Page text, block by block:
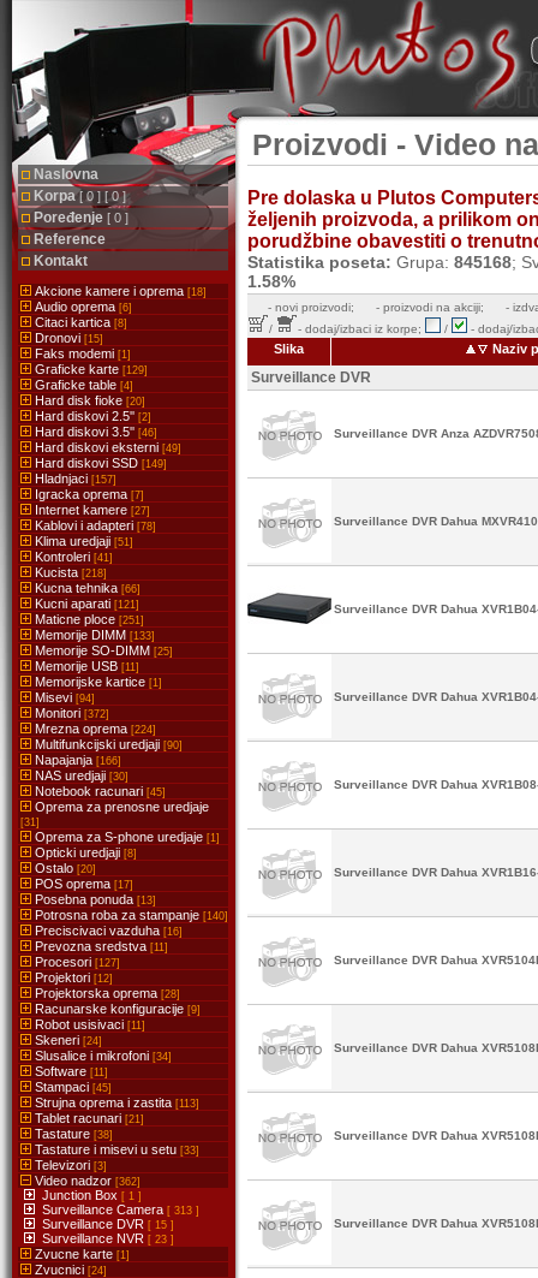
Naslovna
Korpa[ 0 ] [ 0 ]
Poređenje [ 0 ]
Reference
Kontakt
Akcione kamere i oprema [18]
Audio oprema [6]
Citaci kartica [8]
Dronovi [15]
Faks modemi [1]
Graficke karte [129]
Graficke table [4]
Hard disk fioke [20]
Hard diskovi 2.5'' [2]
Hard diskovi 3.5'' [46]
Hard diskovi eksterni [49]
Hard diskovi SSD [149]
Hladnjaci [157]
Igracka oprema [7]
Internet kamere [27]
Kablovi i adapteri [78]
Klima uredjaji [51]
Kontroleri [41]
Kucista [218]
Kucna tehnika [66]
Kucni aparati [121]
Maticne ploce [251]
Memorije DIMM [133]
Memorije SO-DIMM [25]
Memorije USB [11]
Memorijske kartice [1]
Misevi [94]
Monitori [372]
Mrezna oprema [224]
Multifunkcijski uredjaji [90]
Napajanja [166]
NAS uredjaji [30]
Notebook racunari [45]
Oprema za prenosne uredjaje
[31]
Oprema za S-phone uredjaje [1]
Opticki uredjaji [8]
Ostalo [20]
POS oprema [17]
Posebna ponuda [13]
Potrosna roba za stampanje [140]
Preciscivaci vazduha [16]
Prevozna sredstva [11]
Procesori [127]
Projektori [12]
Projektorska oprema [28]
Racunarske konfiguracije [9]
Robot usisivaci [11]
Skeneri [24]
Slusalice i mikrofoni [34]
Software [11]
Stampaci [45]
Strujna oprema i zastita [113]
Tablet racunari [21]
Tastature [38]
Tastature i misevi u setu [33]
Televizori [3]
Video nadzor [362]
Junction Box [ 1 ]
Surveillance Camera [ 313 ]
Surveillance DVR [ 15 ]
Surveillance NVR [ 23 ]
Zvucne karte [1]
Zvucnici [24]
Proizvodi - Video
Pre dolaska u Plutos
željenih proizvoda, a prilikom
porudžbine obavestiti o
Statistika poseta: Grupa: 845168;
1.58%
- novi proizvodi; - proizvodi na akciji;
-
/
- dodaj/izbaci iz korpe; / - dodaj/
Slika Naziv
Surveillance DVR
Surveillance DVR Anza
Surveillance DVR Dahua
Surveillance DVR Dahua
Surveillance DVR Dahua
Surveillance DVR Dahua
Surveillance DVR Dahua
Surveillance DVR Dahua
Surveillance DVR Dahua
Surveillance DVR Dahua
Surveillance DVR Dahua